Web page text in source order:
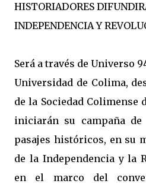
HISTORIADORES
INDEPENDENCIA Y
Será a través de Universo
Universidad de Colima,
de la Sociedad Colimense
iniciarán su campaña
pasajes históricos, en su
de la Independencia y la
en el marco del